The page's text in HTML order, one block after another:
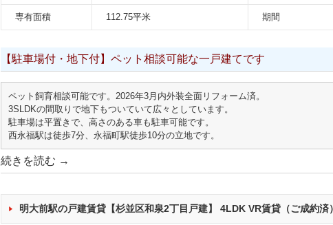
専有面積 112.75平米 期間
【駐車場付・地下付】ペット相談可能な一戸建てです
ペット飼育相談可能です。2026年3月内外装全面リフォーム済。
3SLDKの間取りで地下もついていて広々としています。
駐車場は平置きで、高さのある車も駐車可能です。
西永福駅は徒歩7分、永福町駅徒歩10分の立地です。
続きを読む →
明大前駅の戸建賃貸【杉並区和泉2丁目戸建】 4LDK VR賃貸（ご成約済）